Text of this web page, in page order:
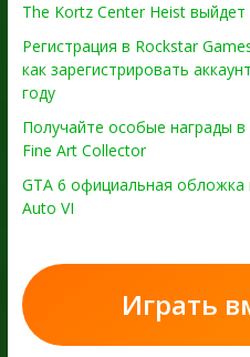
The Kortz Center Heist
Регистрация в Rockstar
как зарегистрировать
году
Получайте особые награды
Fine Art Collector
GTA 6 официальная обложка
Auto VI
Играть